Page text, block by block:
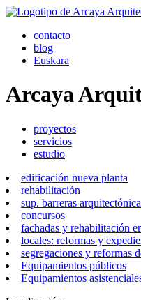
contacto
blog
Euskara
Arcaya
proyectos
servicios
estudio
edificación nueva planta
rehabilitación
sup. barreras
concursos
fachadas y rehabilitación
locales: reformas y
segregaciones y reformas
Equipamientos públicos
Equipamientos